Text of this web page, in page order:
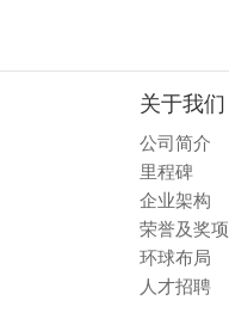
关于我们
公司简介
里程碑
企业架构
荣誉及奖项
环球布局
人才招聘